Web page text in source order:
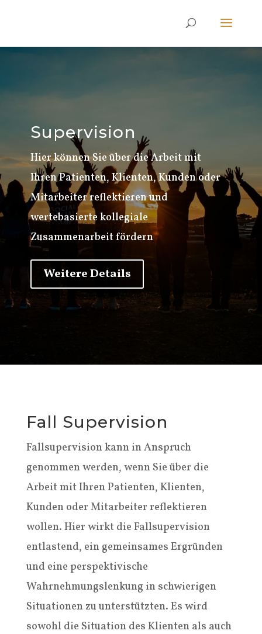
Supervision
Hier können Sie über die Arbeit mit
Ihren Patienten, Klienten, Kunden oder
Mitarbeiter reflektieren und
wertebasierte kollegiale
Zusammenarbeit fördern
Weitere Details
Fall Supervision
Fallsupervision kann in Anspruch
genommen werden, wenn Sie über die
Arbeit mit Ihren Patienten, Klienten,
Kunden oder Mitarbeiter reflektieren
wollen. Hier wirkt die Fallsupervision
entlastend, ein gemeinsames Ergründen
und eine perspektivische
Wahrnehmungslenkung in schwierigen
Situationen zu unterstützten. Es wird
sowohl die Situation des Klienten als auch